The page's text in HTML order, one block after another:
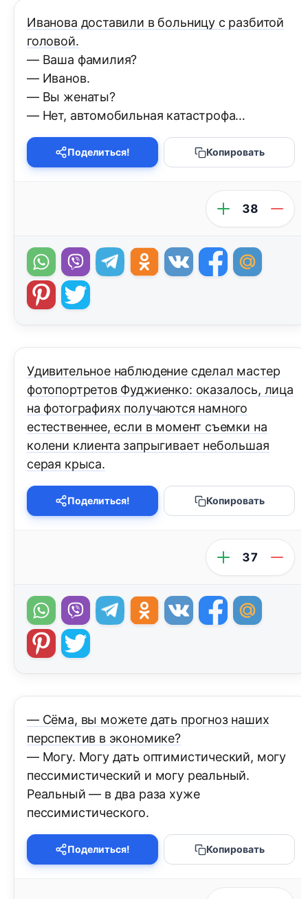
Иванова доставили в больницу с разбитой
головой.
— Ваша фамилия?
— Иванов.
— Вы женаты?
— Нет, автомобильная катастрофа…
Поделиться! Копировать
38
Удивительное наблюдение сделал мастер
фотопортретов Фуджиенко: оказалось, лица
на фотографиях получаются намного
естественнее, если в момент съемки на
колени клиента запрыгивает небольшая
серая крыса.
Поделиться! Копировать
37
— Сёма, вы можете дать прогноз наших
перспектив в экономике?
— Могу. Могу дать оптимистический, могу
пессимистический и могу реальный.
Реальный — в два раза хуже
пессимистического.
Поделиться! Копировать